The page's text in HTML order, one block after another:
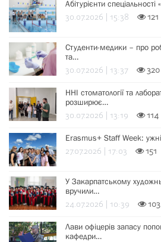
Абітурієнти
30.07.2026 | 15:38 121
Студенти-медики – про
та…
30.07.2026 | 13:37 320
ННІ стоматології та
розширює…
30.07.2026 | 13:19 114
Erasmus+ Staff Week:
27.07.2026 | 17:03 151
У Закарпатському
вручили…
24.07.2026 | 10:39 103
Лави офіцерів запасу
кафедри…